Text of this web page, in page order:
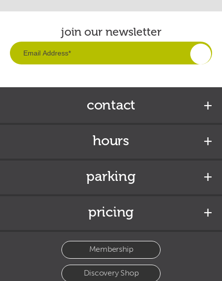
join our newsletter
contact
hours
parking
pricing
Membership
Discovery Shop